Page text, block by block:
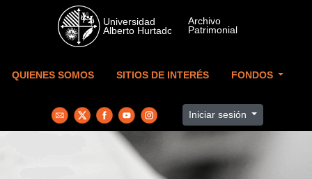
Skip to main content
QUIENES SOMOS SITIOS DE INTERÉS FONDOS
Iniciar sesión